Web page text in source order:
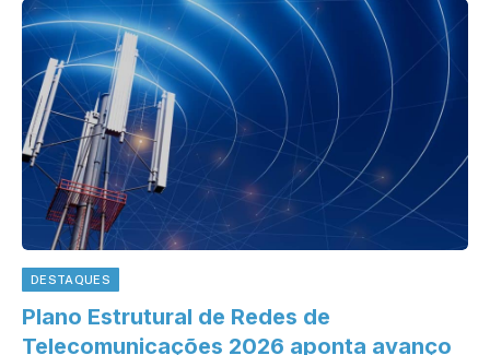
DESTAQUES
Plano Estrutural de Redes de
Telecomunicações 2026 aponta avanço